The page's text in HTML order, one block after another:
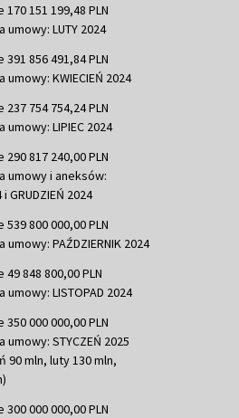
151 199,48 PLN
umowy: LUTY 2024
856 491,84 PLN
KWIECIEŃ 2024
754 754,24 PLN
umowy: LIPIEC 2024
817 240,00 PLN
umowy i aneksów:
i GRUDZIEŃ 2024
800 000,00 PLN
PAŹDZIERNIK 2024
848 800,00 PLN
LISTOPAD 2024
000 000,00 PLN
STYCZEŃ 2025
90 mln, luty 130 mln,
000 000,00 PLN